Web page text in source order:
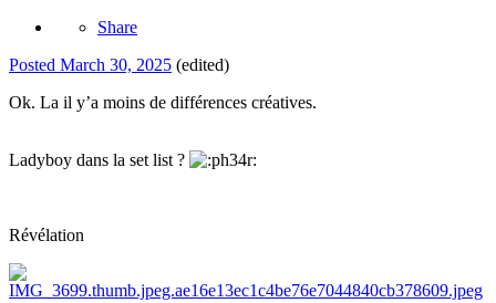
Share
Posted March 30, 2025 (edited)
Ok. La il y’a moins de différences créatives.
Ladyboy dans la set list ?
Révélation